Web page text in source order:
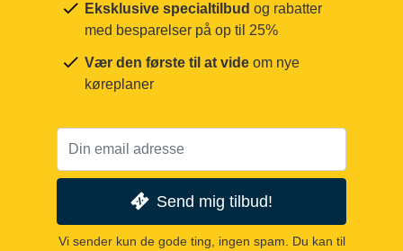
Eksklusive specialtilbud og rabatter
med besparelser på op til 25%
Vær den første til at vide om nye
køreplaner
Send mig tilbud!
Vi sender kun de gode ting, ingen spam. Du kan til